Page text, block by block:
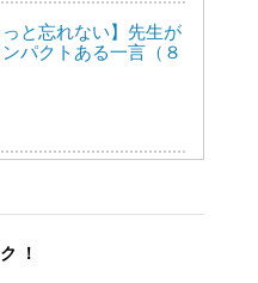
っと忘れない】先生が
パクトある一言（８
！